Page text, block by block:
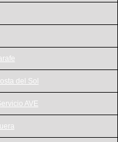
del Sol
AVE